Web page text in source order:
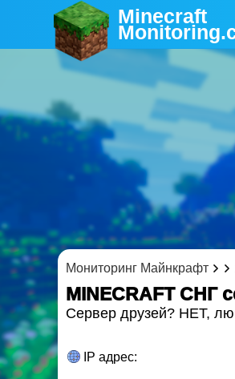
Minecraft
Monitoring
Мониторинг Майнкрафт
MINECRAFT СНГ
Сервер друзей? НЕТ,
IP адрес: